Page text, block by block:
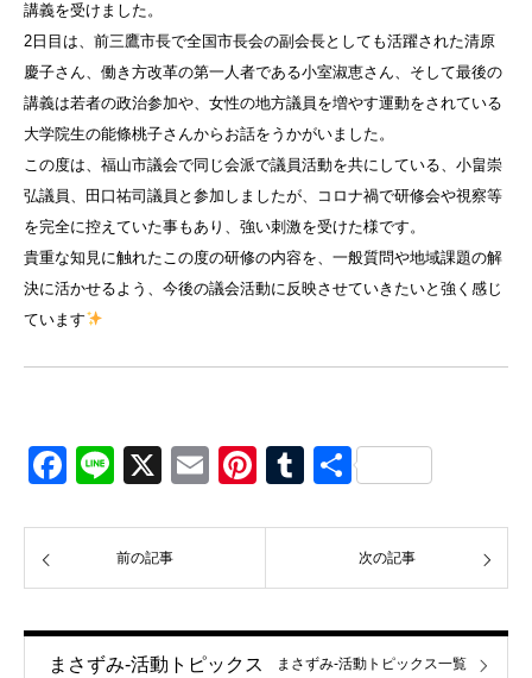
講義を受けました。
2日目は、前三鷹市長で全国市長会の副会長としても活躍された清原
慶子さん、働き方改革の第一人者である小室淑恵さん、そして最後の
講義は若者の政治参加や、女性の地方議員を増やす運動をされている
大学院生の能條桃子さんからお話をうかがいました。
この度は、福山市議会で同じ会派で議員活動を共にしている、小畠崇
弘議員、田口祐司議員と参加しましたが、コロナ禍で研修会や視察等
を完全に控えていた事もあり、強い刺激を受けた様です。
貴重な知見に触れたこの度の研修の内容を、一般質問や地域課題の解
決に活かせるよう、今後の議会活動に反映させていきたいと強く感じ
ています
Facebook
Line
X EmailPinterest
Tumblr
共
前の記事 次の記事
まさずみ-活動トピックス まさずみ-活動トピックス一覧